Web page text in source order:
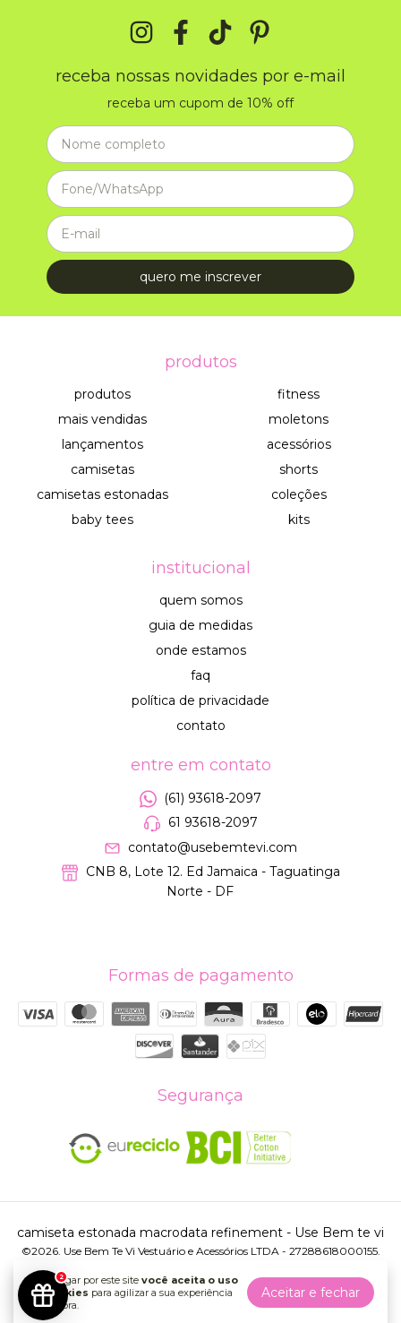
Ao navegar por este site você aceita o uso
de cookies para agilizar a sua experiência
de compra.
Aceitar e fechar
receba nossas novidades por e-mail
receba um cupom de 10% off
produtos
produtos
mais vendidas
lançamentos
camisetas
camisetas estonadas
baby tees
fitness
moletons
acessórios
shorts
coleções
kits
institucional
quem somos
guia de medidas
onde estamos
faq
política de privacidade
contato
entre em contato
(61) 93618-2097
61 93618-2097
contato@usebemtevi.com
CNB 8, Lote 12. Ed Jamaica - Taguatinga
Norte - DF
Formas de pagamento
Segurança
camiseta estonada macrodata refinement - Use Bem te vi
©2026. Use Bem Te Vi Vestuário e Acessórios LTDA - 27288618000155.
2